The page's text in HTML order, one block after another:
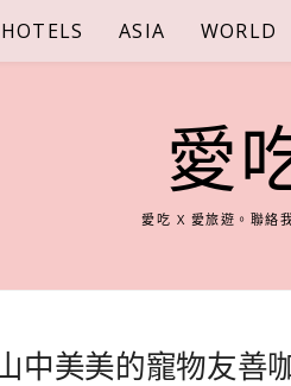
HOTELS ASIA WORLD
愛
愛吃 X 愛旅遊。聯絡
中美美的寵物友善